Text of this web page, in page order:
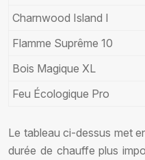
Charnwood Island I
Flamme Suprême 10
Bois Magique XL
Feu Écologique Pro
Le tableau ci-dessus met
durée de chauffe plus